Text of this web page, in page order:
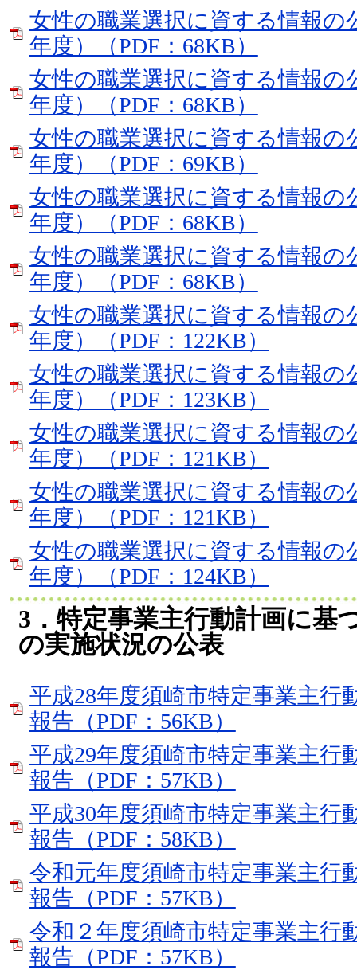
女性の職業選択に資する情報の
年度）（PDF：68KB）
女性の職業選択に資する情報の
年度）（PDF：68KB）
女性の職業選択に資する情報の
年度）（PDF：69KB）
女性の職業選択に資する情報の
年度）（PDF：68KB）
女性の職業選択に資する情報の
年度）（PDF：68KB）
女性の職業選択に資する情報の
年度）（PDF：122KB）
女性の職業選択に資する情報の
年度）（PDF：123KB）
女性の職業選択に資する情報の
年度）（PDF：121KB）
女性の職業選択に資する情報の
年度）（PDF：121KB）
女性の職業選択に資する情報の
年度）（PDF：124KB）
3．特定事業主行動計画に基
の実施状況の公表
平成28年度須崎市特定事業主行
報告（PDF：56KB）
平成29年度須崎市特定事業主行
報告（PDF：57KB）
平成30年度須崎市特定事業主行
報告（PDF：58KB）
令和元年度須崎市特定事業主行
報告（PDF：57KB）
令和２年度須崎市特定事業主行
報告（PDF：57KB）